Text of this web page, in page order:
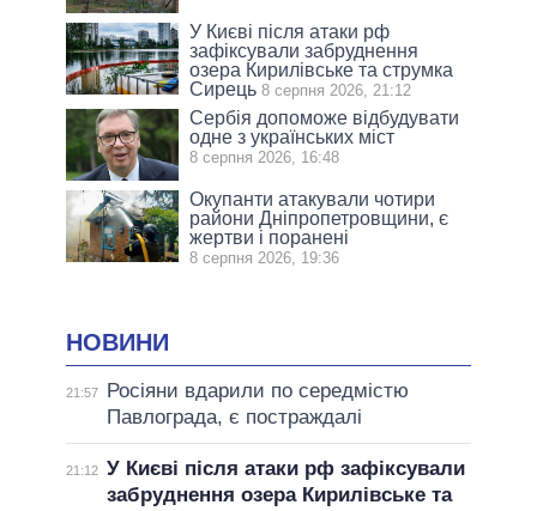
У Києві після атаки рф
зафіксували забруднення
озера Кирилівське та струмка
Сирець 8 серпня 2026, 21:12
Сербія допоможе відбудувати
одне з українських міст
8 серпня 2026, 16:48
Окупанти атакували чотири
райони Дніпропетровщини, є
жертви і поранені
8 серпня 2026, 19:36
НОВИНИ
21:57
Росіяни вдарили по середмістю
Павлограда, є постраждалі
21:12 У Києві після атаки рф зафіксували
забруднення озера Кирилівське та